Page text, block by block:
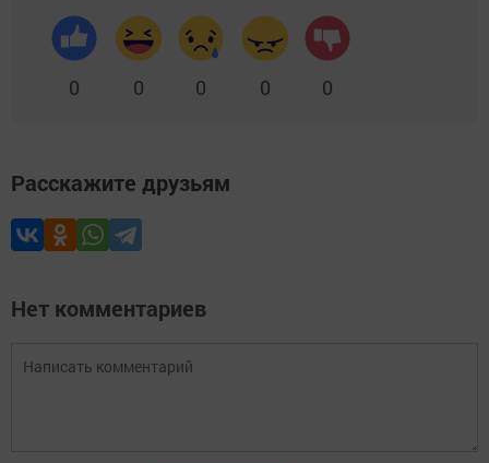
0 0 0 0 0
Расскажите друзьям
Нет комментариев